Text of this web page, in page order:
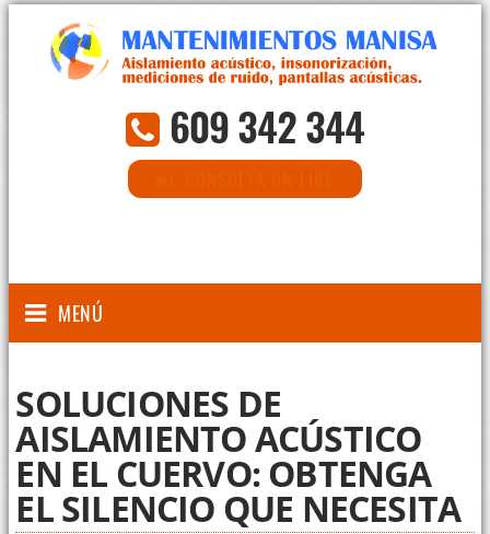
609 342 344
MENÚ
SOLUCIONES DE
AISLAMIENTO ACÚSTICO
EN EL CUERVO: OBTENGA
EL SILENCIO QUE NECESITA